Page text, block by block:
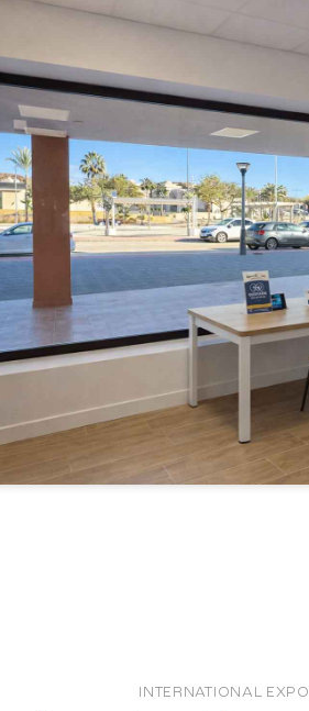
INTERNATIONAL